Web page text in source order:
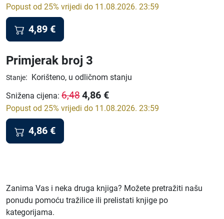
Popust od 25% vrijedi do 11.08.2026. 23:59
4,89 €
Primjerak broj 3
Stanje: Korišteno, u odličnom stanju
Snižena cijena: 6,484,86 €
Popust od 25% vrijedi do 11.08.2026. 23:59
4,86 €
Zanima Vas i neka druga knjiga? Možete pretražiti našu
ponudu pomoću tražilice ili prelistati knjige po
kategorijama.